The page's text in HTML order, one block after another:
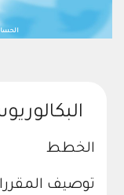
الخطط
توصيف